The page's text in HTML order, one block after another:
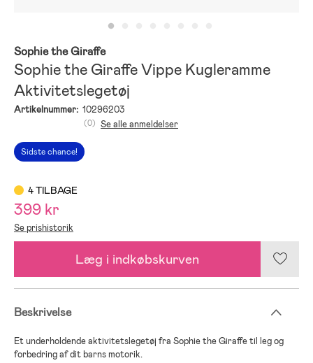
Sophie the Giraffe
Sophie the Giraffe Vippe Kugleramme
Aktivitetslegetøj
Artikelnummer: 10296203
Sidste chance!
(0) Se alle anmeldelser
4 TILBAGE
399 kr
Se prishistorik
Læg i indkøbskurven
Beskrivelse
Et underholdende aktivitetslegetøj fra Sophie the Giraffe til leg og
forbedring af dit barns motorik.